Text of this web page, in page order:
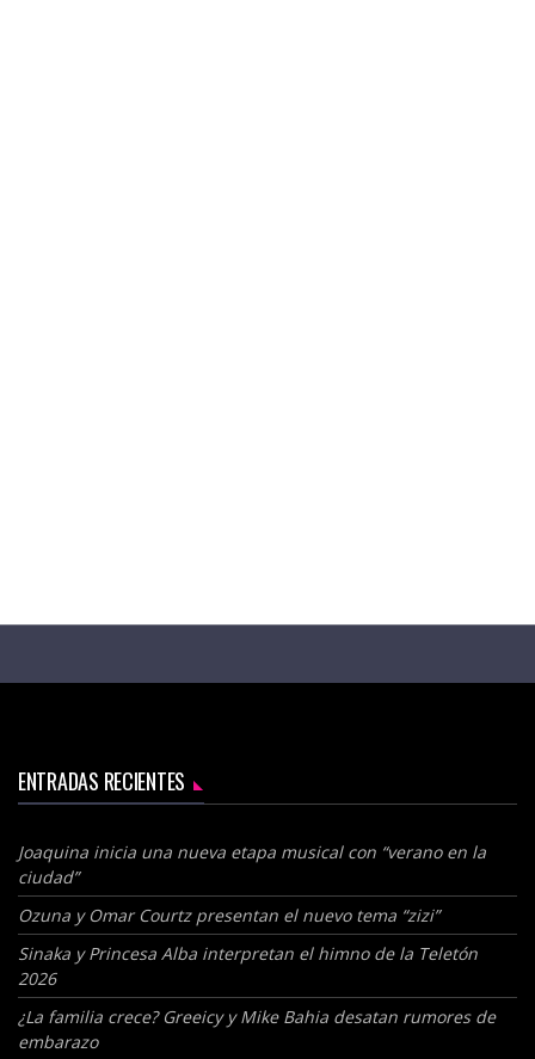
ENTRADAS RECIENTES
Joaquina inicia una nueva etapa musical con “verano en la
ciudad”
Ozuna y Omar Courtz presentan el nuevo tema “zizi”
Sinaka y Princesa Alba interpretan el himno de la Teletón
2026
¿La familia crece? Greeicy y Mike Bahia desatan rumores de
embarazo